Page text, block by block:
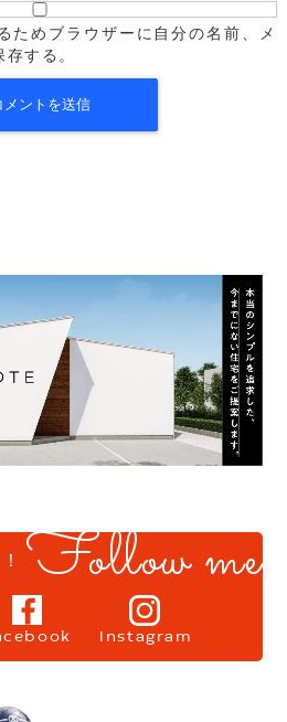
ためブラウザーに自分の名前、メ
する。
Follow me
Instagram